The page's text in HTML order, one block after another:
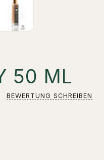
50 ML
BEWERTUNG SCHREIBEN